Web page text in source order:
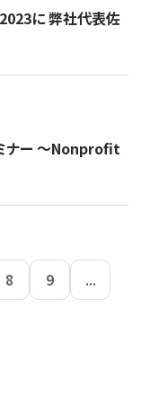
に 弊社代表佐
ナー 〜Nonprofit
8 9
...